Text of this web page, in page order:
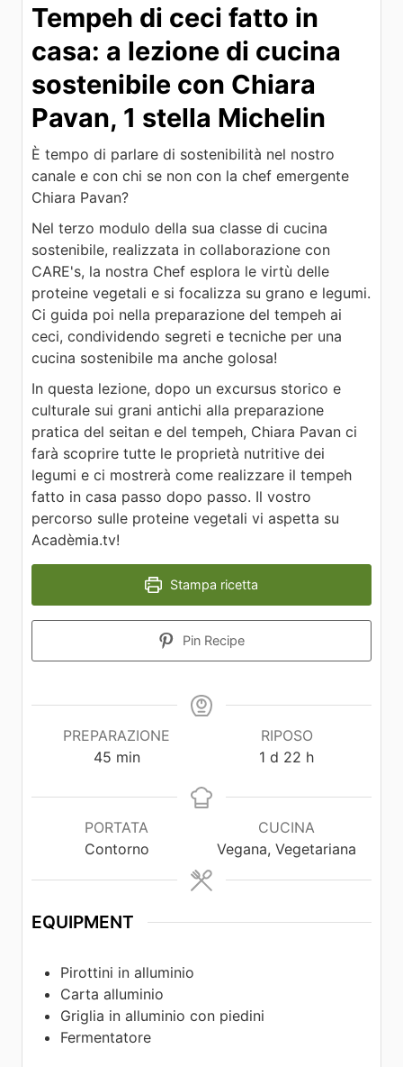
Tempeh di ceci fatto in
casa: a lezione di cucina
sostenibile con Chiara
Pavan, 1 stella Michelin
È tempo di parlare di sostenibilità nel nostro
canale e con chi se non con la chef emergente
Chiara Pavan?
Nel terzo modulo della sua classe di cucina
sostenibile, realizzata in collaborazione con
CARE's, la nostra Chef esplora le virtù delle
proteine vegetali e si focalizza su grano e legumi.
Ci guida poi nella preparazione del tempeh ai
ceci, condividendo segreti e tecniche per una
cucina sostenibile ma anche golosa!
In questa lezione, dopo un excursus storico e
culturale sui grani antichi alla preparazione
pratica del seitan e del tempeh, Chiara Pavan ci
farà scoprire tutte le proprietà nutritive dei
legumi e ci mostrerà come realizzare il tempeh
fatto in casa passo dopo passo. Il vostro
percorso sulle proteine vegetali vi aspetta su
Acadèmia.tv!
Stampa ricetta
Pin Recipe
PREPARAZIONE
45 min
RIPOSO
1 d 22 h
PORTATA
Contorno
CUCINA
Vegana, Vegetariana
EQUIPMENT
Pirottini in alluminio
Carta alluminio
Griglia in alluminio con piedini
Fermentatore